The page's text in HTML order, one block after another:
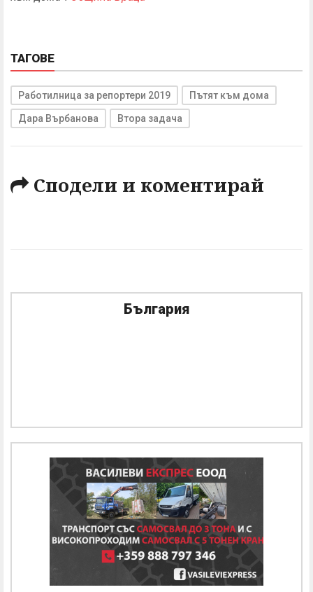
ТАГОВЕ
Работилница за репортери 2019 Пътят към дома
Дара Върбанова Втора задача
Сподели и коментирай
България